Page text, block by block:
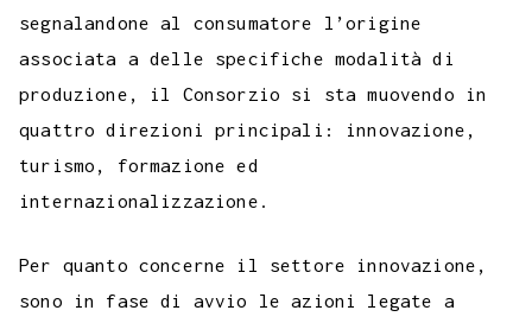
segnalandone al consumatore l’origine
associata a delle specifiche modalità di
produzione, il Consorzio si sta muovendo in
quattro direzioni principali: innovazione,
turismo, formazione ed
internazionalizzazione.
Per quanto concerne il settore innovazione,
sono in fase di avvio le azioni legate a